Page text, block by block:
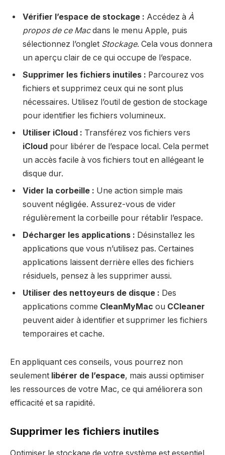
Vérifier l’espace de stockage : Accédez à À
propos de ce Macdans le menu Apple, puis
sélectionnez l’onglet Stockage. Cela vous donnera
un aperçu clair de ce qui occupe de l’espace.
Supprimer les fichiers inutiles : Parcourez vos
fichiers et supprimez ceux qui ne sont plus
nécessaires. Utilisez l’outil de gestion de stockage
pour identifier les fichiers volumineux.
Utiliser iCloud : Transférez vos fichiers vers
iCloud pour libérer de l’espace local. Cela permet
un accès facile à vos fichiers tout en allégeant le
disque dur.
Vider la corbeille : Une action simple mais
souvent négligée. Assurez-vous de vider
régulièrement la corbeille pour rétablir l’espace.
Décharger les applications : Désinstallez les
applications que vous n’utilisez pas. Certaines
applications laissent derrière elles des fichiers
résiduels, pensez à les supprimer aussi.
Utiliser des nettoyeurs de disque : Des
applications comme CleanMyMac ou CCleaner
peuvent aider à identifier et supprimer les fichiers
temporaires et cache.
En appliquant ces conseils, vous pourrez non
seulement libérer de l’espace, mais aussi optimiser
les ressources de votre Mac, ce qui améliorera son
efficacité et sa rapidité.
Supprimer les fichiers inutiles